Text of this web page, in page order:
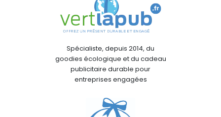
Spécialiste, depuis 2014, du
goodies écologique et du cadeau
publicitaire durable pour
entreprises engagées